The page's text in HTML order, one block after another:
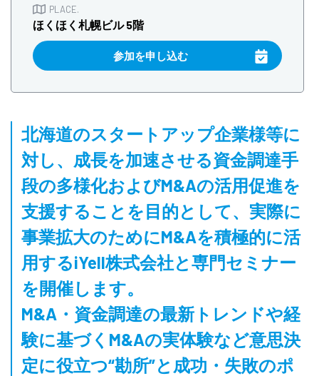
北海道のスタートアップ企業様等に
対し、成長を加速させる資金調達手
段の多様化およびM&Aの活用促進を
支援することを目的として、実際に
事業拡大のためにM&Aを積極的に活
用するiYell株式会社と専門セミナー
を開催します。
M&A・資金調達の最新トレンドや経
験に基づくM&Aの実体験など意思決
定に役立つ“勘所”と成功・失敗のポ
PLACE.
ほくほく札幌ビル 5階
参加を申し込む